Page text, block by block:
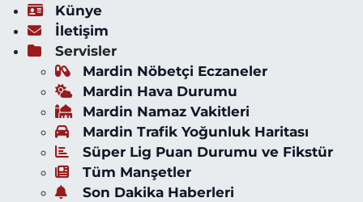
Künye
İletişim
Servisler
Mardin Nöbetçi Eczaneler
Mardin Hava Durumu
Mardin Namaz Vakitleri
Mardin Trafik Yoğunluk Haritası
Süper Lig Puan Durumu ve Fikstür
Tüm Manşetler
Son Dakika Haberleri